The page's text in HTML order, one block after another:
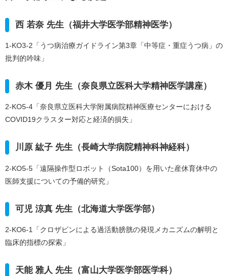
西 若奈 先生（福井大学医学部精神医学）
1-KO3-2「うつ病治療ガイドライン第3章「中等症・重症うつ病」の
批判的吟味」
赤木 優月 先生（奈良県立医科大学精神医学講座）
2-KO5-4「奈良県立医科大学附属病院精神医療センターにおける
COVID19クラスター対応と経済的損失」
川原 紘子 先生（長崎大学病院精神科神経科）
2-KO5-5「遠隔操作型ロボット（Sota100）を用いた産休育休中の
医師支援についての予備的研究」
可児 涼真 先生（北海道大学医学部）
2-KO6-1「クロザピンによる過活動膀胱の発現メカニズムの解明と
臨床的指標の探索」
天能 雅人 先生（富山大学医学部医学科）